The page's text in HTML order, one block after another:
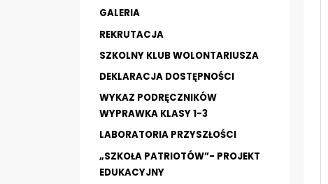
GALERIA
REKRUTACJA
SZKOLNY KLUB WOLONTARIUSZA
DEKLARACJA DOSTĘPNOŚCI
WYKAZ PODRĘCZNIKÓW
WYPRAWKA KLASY 1-3
LABORATORIA PRZYSZŁOŚCI
„SZKOŁA PATRIOTÓW”- PROJEKT
EDUKACYJNY